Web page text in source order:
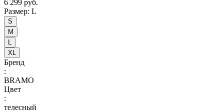
6 299 руб.
Размер: L
S
M
XL
Бренд
:
BRAMO
Цвет
:
телесный